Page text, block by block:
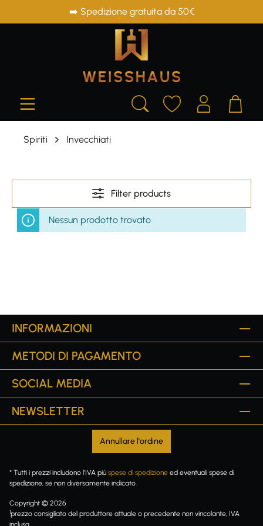
➡️ Spedizione gratuita da 50€
Spiriti Invecchiati
Filter products
Nessun prodotto trovato
INFORMAZIONI
METODI DI PAGAMENTO
SOCIAL MEDIA
NEWSLETTER
Annullare l'ordine
* Tutti i prezzi includono l'IVA più spese di spedizione ed eventuali spese di
spedizione, se non diversamente indicato.
Copyright © 2026
1prezzo consigliato del produttore attuale o precedente non vincolante, IVA
inclusa.